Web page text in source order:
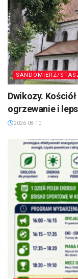
SANDOMIERZ/
Dwikozy.
ogrzewanie i
2026-08-10